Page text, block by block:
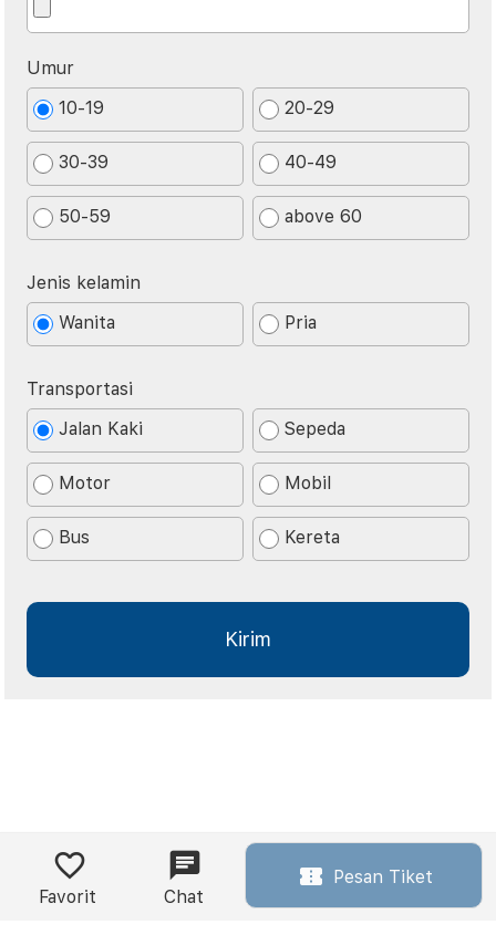
Umur
10-19
20-29
30-39 40-49
50-59 above 60
Jenis kelamin
Wanita
Pria
Transportasi
Jalan Kaki
Sepeda
Motor Mobil
Bus Kereta
Favorit Chat
Pesan Tiket